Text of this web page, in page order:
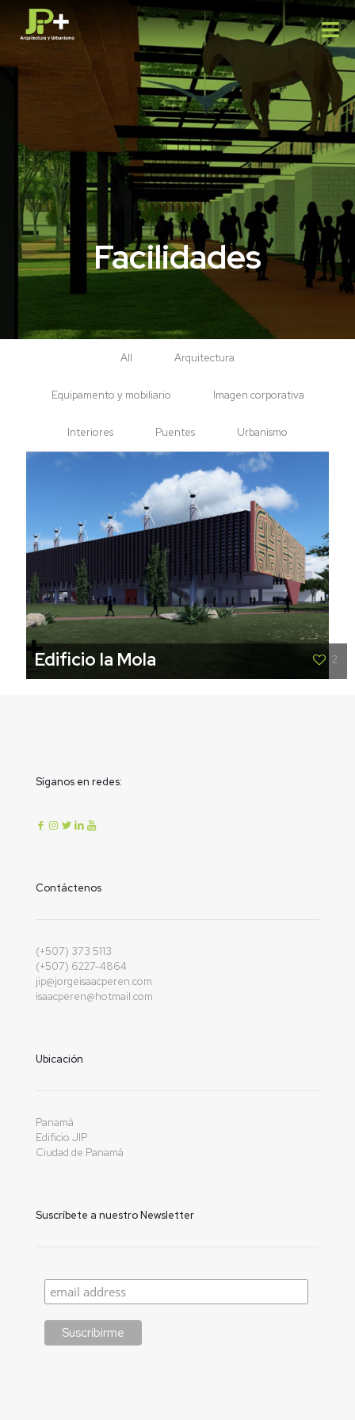
Facilidades
All Arquitectura
Equipamento y mobiliario Imagen corporativa
Interiores Puentes Urbanismo
Edificio la Mola 2
Síganos en redes:
Contáctenos
(+507) 373 5113
(+507) 6227-4864
jip@jorgeisaacperen.com
isaacperen@hotmail.com
Ubicación
Panamá
Edificio JIP
Ciudad de Panamá
Suscríbete a nuestro Newsletter